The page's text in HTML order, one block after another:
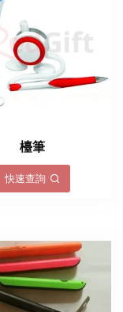
檯筆
快速查詢